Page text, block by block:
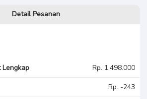
Detail Pesanan
Rp. 1.498.000
Rp. -243